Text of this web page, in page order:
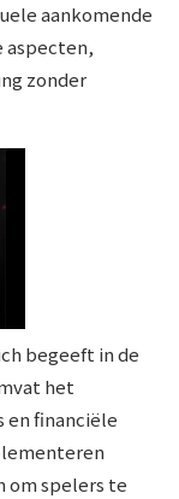
aankomende
aspecten,
zonder
begeeft in de
het
en financiële
om spelers te